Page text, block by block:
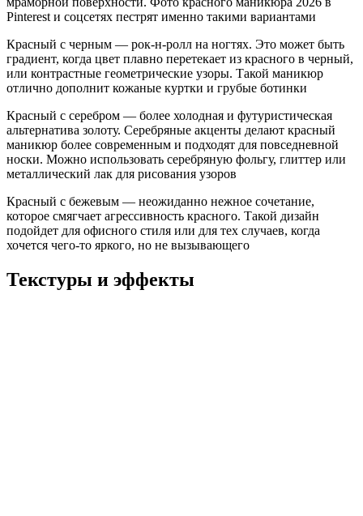
Pinterest и соцсетях пестрят именно такими вариантами
Красный с черным — рок-н-ролл на ногтях. Это может быть
градиент, когда цвет плавно перетекает из красного в черный,
или контрастные геометрические узоры. Такой маникюр
отлично дополнит кожаные куртки и грубые ботинки
Красный с серебром — более холодная и футуристическая
альтернатива золоту. Серебряные акценты делают красный
маникюр более современным и подходят для повседневной
носки. Можно использовать серебряную фольгу, глиттер или
металлический лак для рисования узоров
Красный с бежевым — неожиданно нежное сочетание,
которое смягчает агрессивность красного. Такой дизайн
подойдет для офисного стиля или для тех случаев, когда
хочется чего-то яркого, но не вызывающего
Текстуры и эффекты